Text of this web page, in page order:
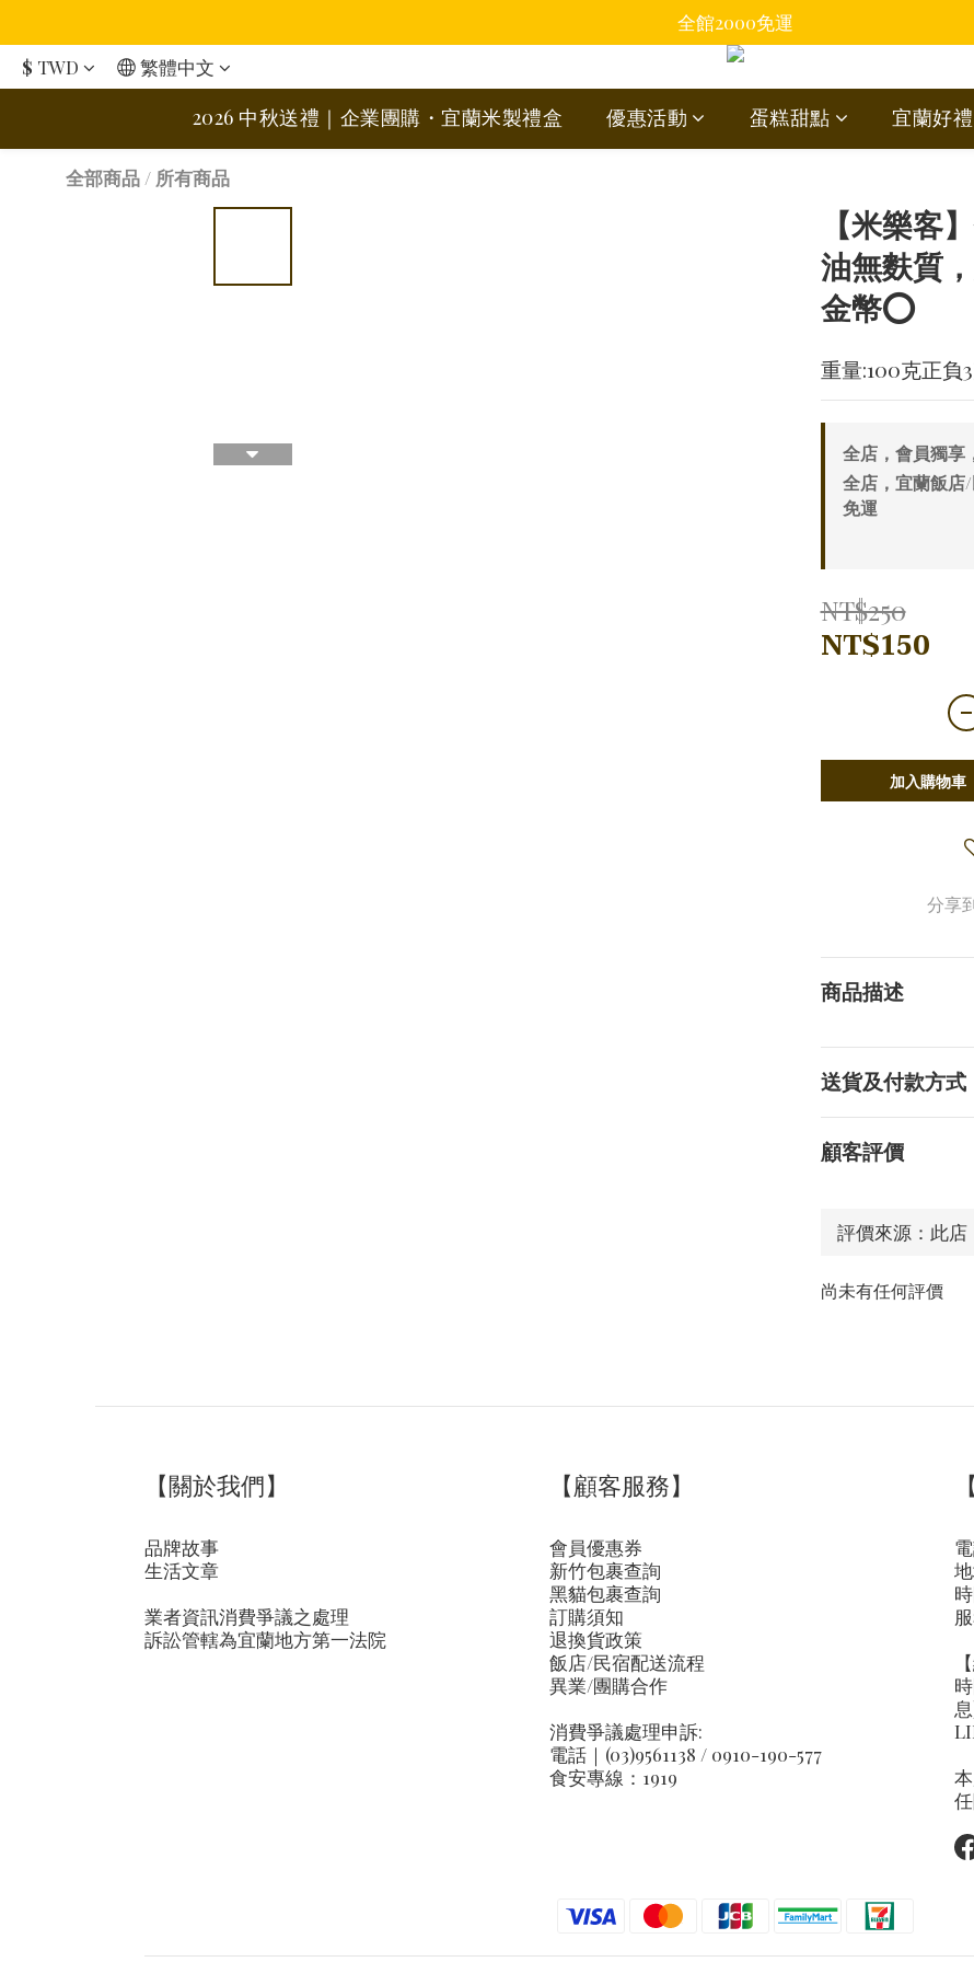
全館2000免運
$ TWD 繁體中文
2026 中秋送禮｜企業團購・宜蘭米製禮盒 優惠活動 蛋糕甜點 宜蘭好禮
全部商品 / 所有商品
【米樂客
油無麩質
金幣⭕
重量:100克正負
全店，會員獨享
全店，宜蘭飯店
免運
NT$250
NT$150
加入購物車
分享
商品描述
送貨及付款方式
顧客評價
尚未有任何評價
【關於我們】
品牌故事
生活文章
業者資訊消費爭議之處理
訴訟管轄為宜蘭地方第一法院
【顧客服務】
會員優惠券
新竹包裹查詢
黑貓包裹查詢
訂購須知
退換貨政策
飯店/民宿配送流程
異業/團購合作
消費爭議處理申訴:
電話｜(03)9561138 / 0910-190-577
食安專線：1919